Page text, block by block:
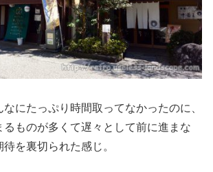
にたっぷり時間取ってなかったのに、
るものが多くて遅々として前に進まな
を裏切られた感じ。